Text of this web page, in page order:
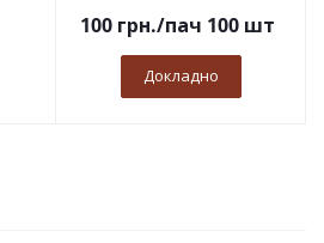
100грн./пач 100 шт
Докладно